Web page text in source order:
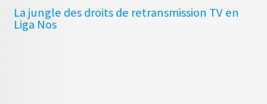
La jungle des droits de retransmission TV en
Liga Nos